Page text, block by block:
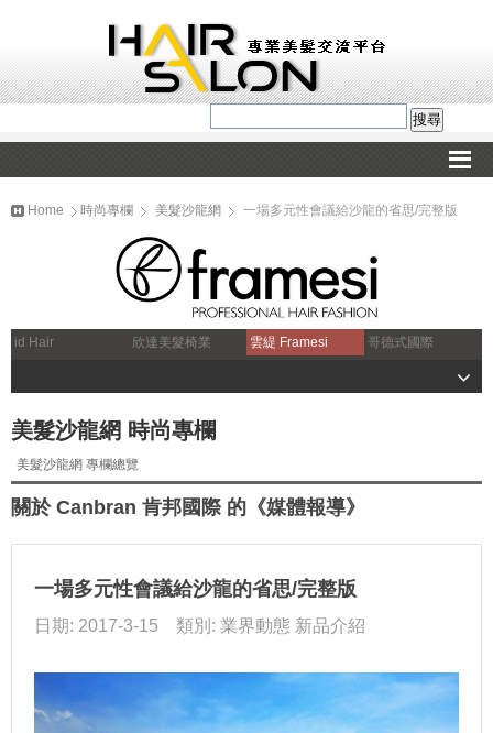
Home 時尚專欄 美髮沙龍網 一場多元性會議給沙龍的省思/完整版
id Hair 欣達美髮椅業 雲緹 Framesi 哥德式國際
美髮沙龍網 時尚專欄
美髮沙龍網 專欄總覽
關於 Canbran 肯邦國際 的《媒體報導》
一場多元性會議給沙龍的省思/完整版
日期: 2017-3-15 類別: 業界動態 新品介紹